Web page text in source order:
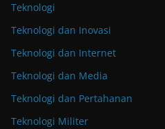
Teknologi
Teknologi dan Inovasi
Teknologi dan Internet
Teknologi dan Media
Teknologi dan Pertahanan
Teknologi Militer